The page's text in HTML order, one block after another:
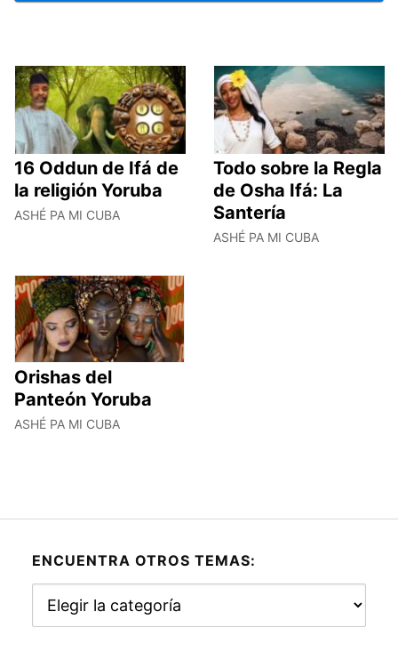
16 Oddun de Ifá de
la religión Yoruba
ASHÉ PA MI CUBA
Todo sobre la Regla
de Osha Ifá: La
Santería
ASHÉ PA MI CUBA
Orishas del
Panteón Yoruba
ASHÉ PA MI CUBA
ENCUENTRA OTROS TEMAS:
otros